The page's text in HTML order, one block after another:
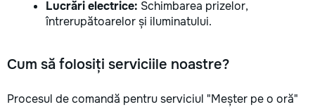
Lucrări electrice: Schimbarea prizelor,
întrerupătoarelor și iluminatului.
Cum să folosiți serviciile noastre?
Procesul de comandă pentru serviciul "Meșter pe o oră"